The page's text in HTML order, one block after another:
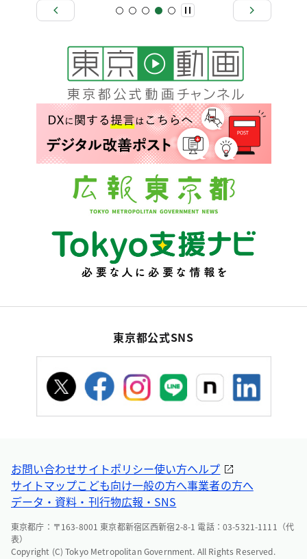
東京都公式SNS
お問い合わせサイトポリシー使い方ヘルプ
サイトマップこども向け一般の方へ事業者の方へ
データ・資料・刊行物広報・SNS
東京都庁：〒163-8001 東京都新宿区西新宿2-8-1 電話：03-5321-1111（代
表）
Copyright (C) Tokyo Metropolitan Government. All Rights Reserved.